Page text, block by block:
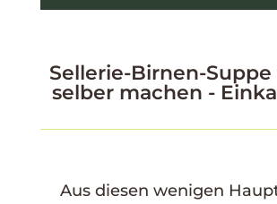
Sellerie-Birnen-
selber machen -
Aus diesen wenigen